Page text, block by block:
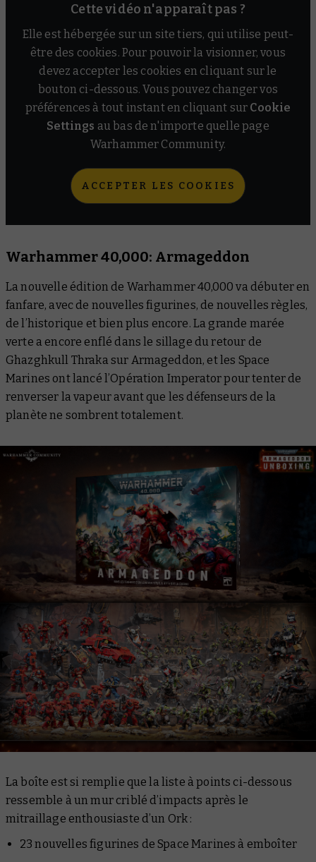
Cette vidéo n'apparaît pas ?
Elle est hébergée sur un site tiers, qui utilise peut-
être des cookies. Pour pouvoir la visionner, vous
devez accepter les cookies en cliquant sur le
bouton ci-dessous. Vous pouvez changer vos
préférences à tout instant en cliquant sur Cookie
Settings au bas de n'importe quelle page
Warhammer Community.
ACCEPTER LES COOKIES
Warhammer 40,000: Armageddon
La nouvelle édition de Warhammer 40,000 va débuter en
fanfare, avec de nouvelles figurines, de nouvelles règles,
de l’historique et bien plus encore. La grande marée
verte a encore enflé dans le sillage du retour de
Ghazghkull Thraka sur Armageddon, et les Space
Marines ont lancé l’Opération Imperator pour tenter de
renverser la vapeur avant que les défenseurs de la
planète ne sombrent totalement.
La boîte est si remplie que la liste à points ci-dessous
ressemble à un mur criblé d’impacts après le
mitraillage enthousiaste d’un Ork :
23 nouvelles figurines de Space Marines à emboîter